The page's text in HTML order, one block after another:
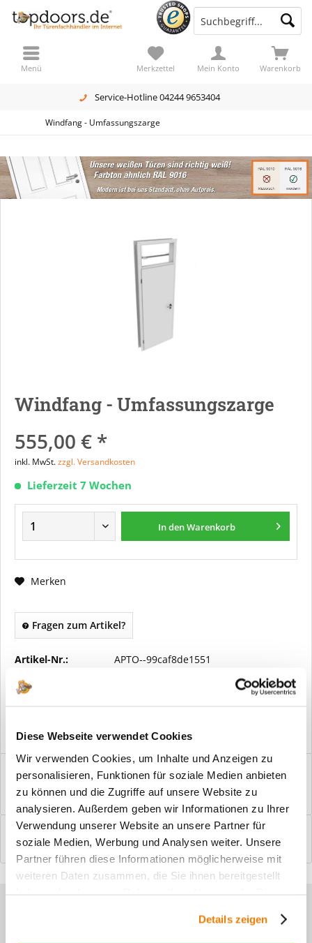
Diese Webseite verwendet Cookies
Wir verwenden Cookies, um Inhalte und Anzeigen zu
personalisieren, Funktionen für soziale Medien anbieten
zu können und die Zugriffe auf unsere Website zu
analysieren. Außerdem geben wir Informationen zu Ihrer
Verwendung unserer Website an unsere Partner für
soziale Medien, Werbung und Analysen weiter. Unsere
Partner führen diese Informationen möglicherweise mit
weiteren Daten zusammen, die Sie ihnen bereitgestellt
Details zeigen
Service-Hotline 04244 9653404
Warenkorb
Merkzettel Mein Konto
Menü
Windfang - Umfassungszarge
Windfang - Umfassungszarge
555,00 € *
inkl. MwSt.zzgl. Versandkosten
Lieferzeit 7 Wochen
In denWarenkorb
Merken
Fragen zum Artikel?
Artikel-Nr.: APTO--99caf8de1551
Vorteile
Windfangelemente online am Bildschirm konfigurieren und
einbaufertig bestellen. In wenigen...
Bewertungen
0
Bewertungen lesen, schreiben und diskutieren...mehr
Sie haben Fragen zu unseren